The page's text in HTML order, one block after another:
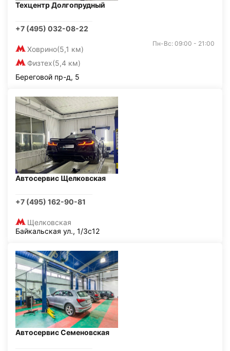
Техцентр Долгопрудный
+7 (495) 032-08-22
Ховрино(5,1 км)
Физтех(5,4 км)
Пн-Вс: 09:00 - 21:00
Береговой пр-д, 5
Автосервис Щелковская
+7 (495) 162-90-81
Щелковская
Байкальская ул., 1/3с12
Автосервис Семеновская